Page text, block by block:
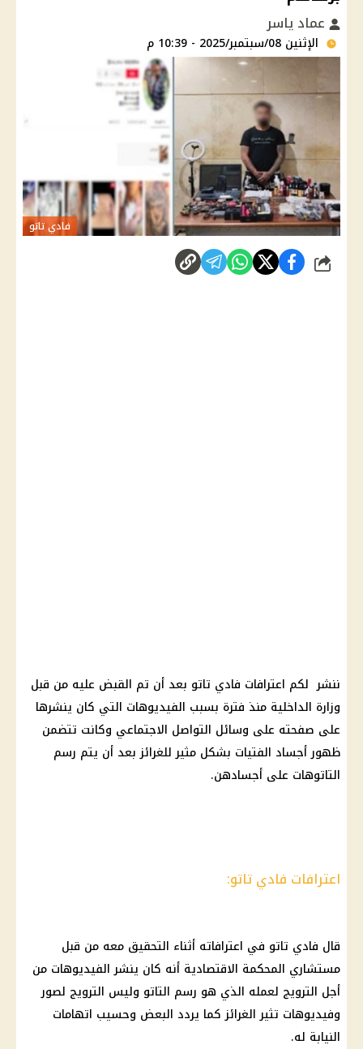
عماد ياسر
الإثنين 08/سبتمبر/2025 - 10:39 م
فادي تاتو
شارك
ننشر لكم اعترافات فادي تاتو بعد أن تم القبض عليه من قبل
وزارة الداخلية منذ فترة بسبب الفيديوهات التي كان ينشرها
على صفحته على وسائل التواصل الاجتماعي وكانت تتضمن
ظهور أجساد الفتيات بشكل مثير للغرائز بعد أن يتم رسم
التاتوهات على أجسادهن.
اعترافات فادي تاتو:
قال فادي تاتو في اعترافاته أثناء التحقيق معه من قبل
مستشاري المحكمة الاقتصادية أنه كان ينشر الفيديوهات من
أجل الترويج لعمله الذي هو رسم التاتو وليس الترويج لصور
وفيديوهات تثير الغرائز كما يردد البعض وحسيب اتهامات
النيابة له.